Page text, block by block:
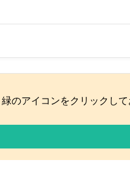
のアイコンをクリックし